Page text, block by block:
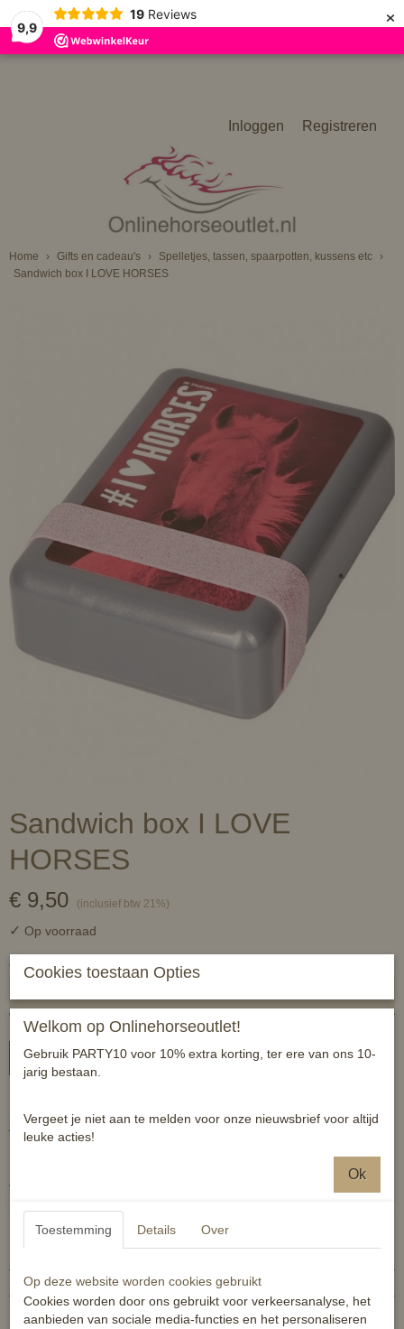
9,9
19 Reviews ×
Inloggen Registreren
Home › Gifts en cadeau's › Spelletjes, tassen, spaarpotten, kussens etc
›
Sandwich box I LOVE HORSES
Sandwich box I LOVE
HORSES
€ 9,50 (inclusief btw 21%)
✓ Op voorraad
Aantal
In winkelwagen
jou ontbreken in de pauze!
Afmeting: 18x6x13cm
Specificaties
EAN code 4029753166364
Reacties
Cookies toestaan Opties
Welkom op Onlinehorseoutlet!
Gebruik PARTY10 voor 10% extra korting, ter ere van ons 10-
jarig bestaan.
Vergeet je niet aan te melden voor onze nieuwsbrief voor altijd
leuke acties!
Ok
Toestemming Details Over
Op deze website worden cookies gebruikt
Cookies worden door ons gebruikt voor verkeersanalyse, het
aanbieden van sociale media-functies en het personaliseren